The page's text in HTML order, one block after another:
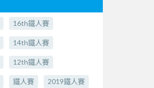
16th鐵人賽
14th鐵人賽
12th鐵人賽
鐵人賽 2019鐵人賽